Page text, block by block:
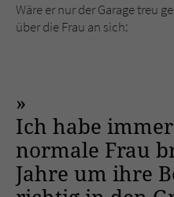
Wäre er nur der Garage treu
über die Frau an sich:
Ich habe
normale Frau
Jahre um ihre